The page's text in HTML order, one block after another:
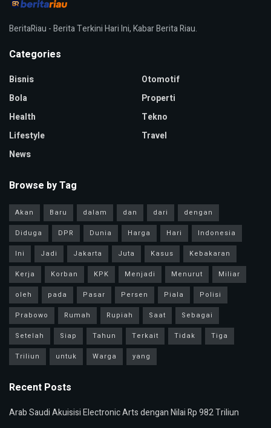
BeritaRiau - Berita Terkini Hari Ini, Kabar Berita Riau.
Categories
Bisnis
Bola
Health
Lifestyle
News
Otomotif
Properti
Tekno
Travel
Browse by Tag
Akan Baru dalam dan dari
dengan
Diduga
DPR Dunia Harga Hari
Indonesia
Ini
Jadi Jakarta Juta Kasus
Kebakaran
Kerja
Korban KPK Menjadi Menurut
Miliar
oleh
pada Pasar Persen Piala
Polisi
Prabowo
Rumah Rupiah Saat
Sebagai
Setelah
Siap Tahun Terkait Tidak
Tiga
Triliun
untuk Warga yang
Recent Posts
Arab Saudi Akuisisi Electronic Arts dengan Nilai Rp 982 Triliun